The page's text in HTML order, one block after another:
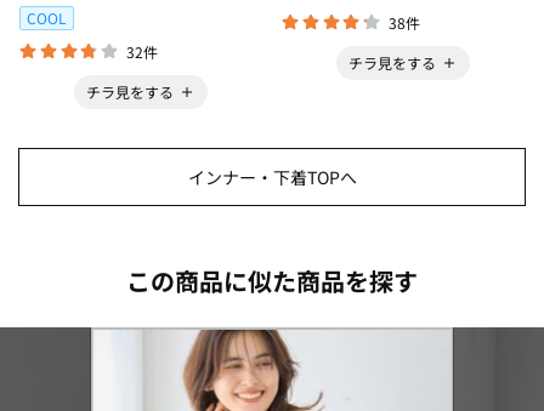
COOL
32件
チラ見をする
38件
チラ見をする
インナー・下着TOPへ
この商品に似た商品を探す